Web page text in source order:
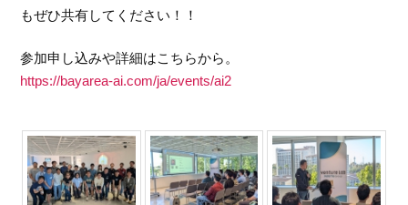
もぜひ共有してください！！
参加申し込みや詳細はこちらから。
https://bayarea-ai.com/ja/events/ai2